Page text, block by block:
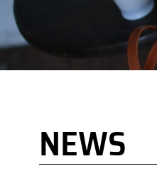
NEWS